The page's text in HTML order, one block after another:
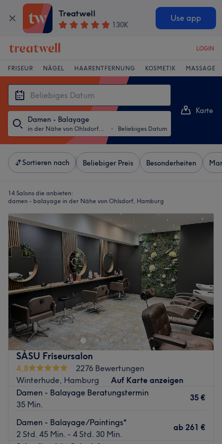
Treatwell
130K
Use app
LOGIN
FRISEUR NÄGEL HAARENTFERNUNG KOSMETIK MASSAGE
Damen - Balayage
in der Nähe von Ohlsdorf, Hamburg ・ Beliebiges Datum
Karte
Sortieren nach Beliebiger Preis Besonderheiten
14 Salons die anbieten:
damen - balayage in der Nähe von Ohlsdorf, Hamburg
SÀSU Friseursalon
4,8
2276 Bewertungen
Winterhude, Hamburg
Auf Karte anzeigen
Damen - Balayage Beratungstermin
35 Min.
35 €
Damen - Balayage/Paintings*
2 Std. 45 Min. - 4 Std. 30 Min.
ab 261 €